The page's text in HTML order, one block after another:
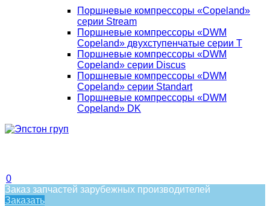
Поршневые компрессоры «Copeland»
серии Stream
Поршневые компрессоры «DWM
Copeland» двухступенчатые серии T
Поршневые компрессоры «DWM
Copeland» серии Discus
Поршневые компрессоры «DWM
Copeland» серии Standart
Поршневые компрессоры «DWM
Copeland» DK
0
Заказ запчастей зарубежных производителей
Заказать